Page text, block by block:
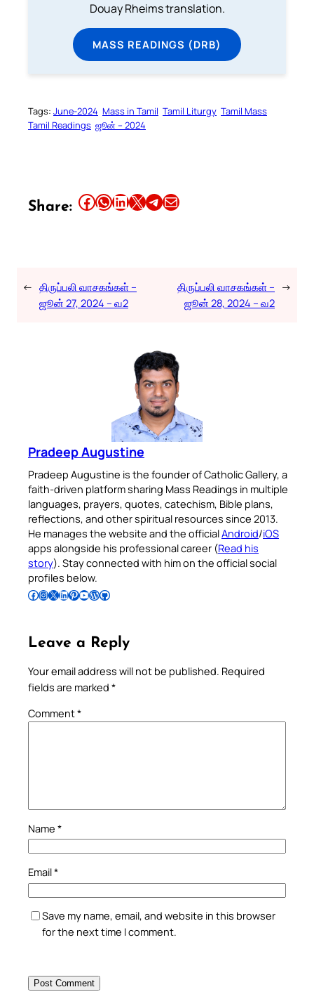
Douay Rheims translation.
MASS READINGS (DRB)
Tags: June-2024 Mass in Tamil Tamil Liturgy Tamil Mass
Tamil Readings ஜூன் – 2024
Share: Share this article on Facebook Share this article on WhatsApp Share this article on LinkedIn Share this article on X Share this article on TelegramEmail this Article
← திருப்பலி வாசகங்கள் –
ஜூன் 27, 2024 – வ2
திருப்பலி வாசகங்கள் –
ஜூன் 28, 2024 – வ2
→
Pradeep Augustine
Pradeep Augustine is the founder of Catholic Gallery, a
faith-driven platform sharing Mass Readings in multiple
languages, prayers, quotes, catechism, Bible plans,
reflections, and other spiritual resources since 2013.
He manages the website and the officialAndroid/iOS
apps alongside his professional career (Read his
story). Stay connected with him on the official social
profiles below.
Follow Pradeep on Facebook Follow Pradeep on InstagramFollow Pradeep on X Follow Pradeep on LinkedIn Follow Pradeep on Pinterest Subscribe to Pradeep’s Youtube Channel Follow Pradeep on WordPress Follow Pradeep on GitHub
Leave a Reply
Your email address will not be published. Required
fields are marked *
Comment*
Name *
Email*
Save my name, email, and website in this browser
for the next time I comment.